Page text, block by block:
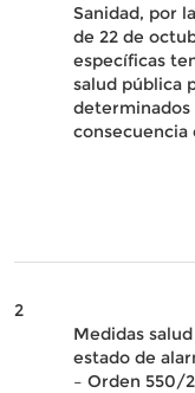
Sanidad, por
de 22 de
específicas
salud pública
determinados
2
Medidas
estado de
– Orden 550/